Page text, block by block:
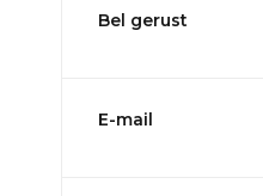
Bel gerust
E-mail